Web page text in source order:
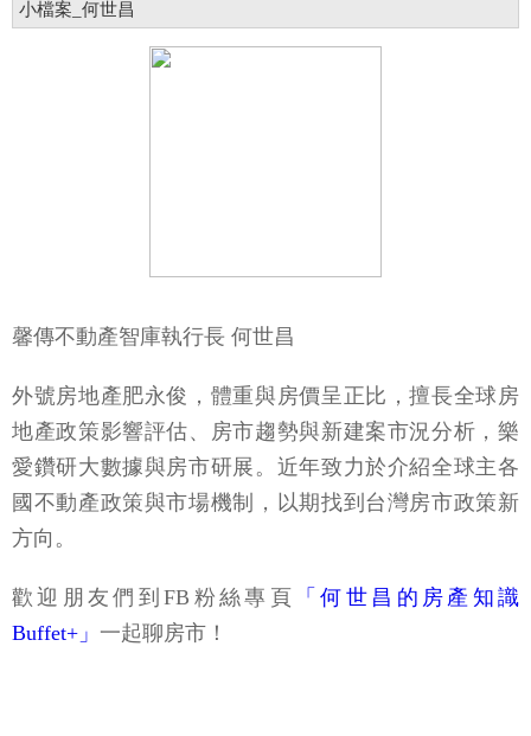
小檔案_何世昌
馨傳不動產智庫執行長 何世昌
外號房地產肥永俊，體重與房價呈正比，擅長全球房
地產政策影響評估、房市趨勢與新建案市況分析，樂
愛鑽研大數據與房市研展。近年致力於介紹全球主各
國不動產政策與市場機制，以期找到台灣房市政策新
方向。
歡迎朋友們到FB粉絲專頁
「何世昌的房產知識
Buffet+」 一起聊房市！